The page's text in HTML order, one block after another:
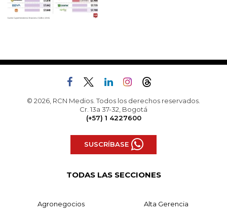
© 2026, RCN Medios. Todos los derechos reservados.
Cr. 13a 37-32, Bogotá
(+57) 1 4227600
SUSCRÍBASE
TODAS LAS SECCIONES
Agronegocios Alta Gerencia